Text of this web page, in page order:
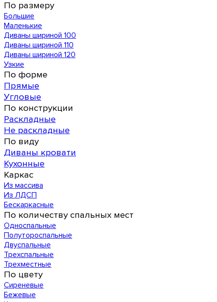
По размеру
Большие
Маленькие
Диваны шириной 100
Диваны шириной 110
Диваны шириной 120
Узкие
По форме
Прямые
Угловые
По конструкции
Раскладные
Не раскладные
По виду
Диваны кровати
Кухонные
Каркас
Из массива
Из ЛДСП
Бескаркасные
По количеству спальных мест
Односпальные
Полутороспальные
Двуспальные
Трехспальные
Трехместные
По цвету
Сиреневые
Бежевые